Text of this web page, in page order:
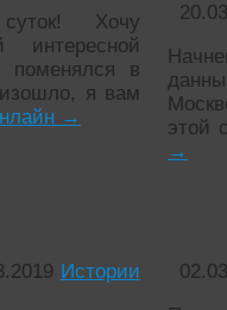
Хочу
поменялся в
я вам
→
этой
→
Истории